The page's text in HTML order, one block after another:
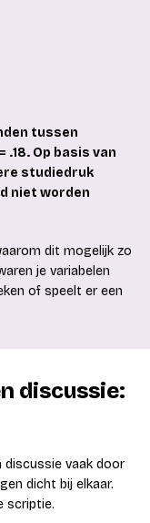
tussen
.18. Op basis van
studiedruk
niet worden
dit mogelijk zo
je variabelen
of speelt er een
discussie:
discussie vaak door
dicht bij elkaar.
scriptie.